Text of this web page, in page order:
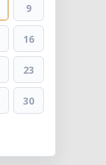
9
16
23
30